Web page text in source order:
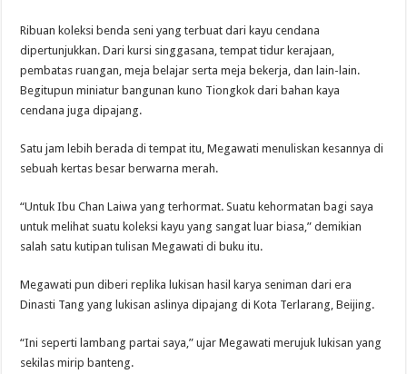
Ribuan koleksi benda seni yang terbuat dari kayu cendana
dipertunjukkan. Dari kursi singgasana, tempat tidur kerajaan,
pembatas ruangan, meja belajar serta meja bekerja, dan lain-lain.
Begitupun miniatur bangunan kuno Tiongkok dari bahan kaya
cendana juga dipajang.
Satu jam lebih berada di tempat itu, Megawati menuliskan kesannya di
sebuah kertas besar berwarna merah.
“Untuk Ibu Chan Laiwa yang terhormat. Suatu kehormatan bagi saya
untuk melihat suatu koleksi kayu yang sangat luar biasa,” demikian
salah satu kutipan tulisan Megawati di buku itu.
Megawati pun diberi replika lukisan hasil karya seniman dari era
Dinasti Tang yang lukisan aslinya dipajang di Kota Terlarang, Beijing.
“Ini seperti lambang partai saya,” ujar Megawati merujuk lukisan yang
sekilas mirip banteng.